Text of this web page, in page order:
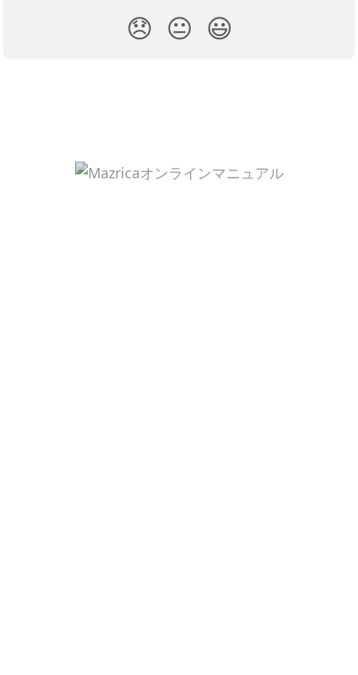
😞 😐 😃